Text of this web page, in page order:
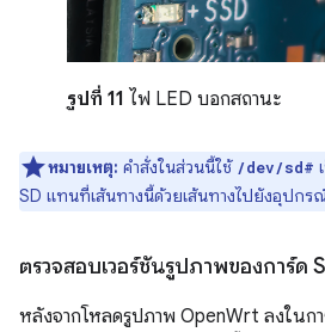
รูปที่ 11 ไฟ LED บอกสถานะ
หมายเหตุ: คำสั่งในส่วนนี้ใช้ /dev/sd#
SD แทนที่เส้นทางนี้ด้วยเส้นทางไปยังอุปกร
ตรวจสอบเวอร์ชันรูปภาพของการ์ด
หลังจากโหลดรูปภาพ OpenWrt ลงในก